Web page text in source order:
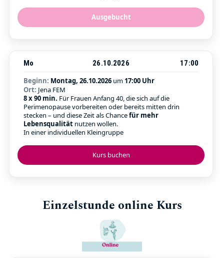
Ausgebucht
Kurs buchen
Mo 26.10.2026
17:00
Beginn: Montag, 26.10.2026 um 17:00 Uhr
Ort: Jena FEM
8 x 90 min. Für Frauen Anfang 40, die sich auf die
Perimenopause vorbereiten oder bereits mitten drin
stecken – und diese Zeit als Chancefür mehr
Lebensqualität nutzen wollen.
In einer individuellen Kleingruppe
Einzelstunde online Kurs